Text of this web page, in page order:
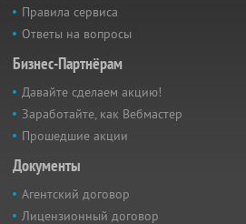
Правила сервиса
Ответы на вопросы
Бизнес-Партнёрам
Давайте сделаем акцию!
Заработайте, как Вебмастер
Прошедшие акции
Документы
Агентский договор
Лицензионный договор